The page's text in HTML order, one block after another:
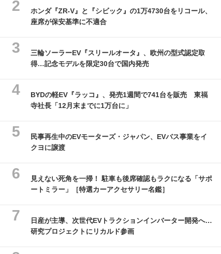
ホンダ『ZR-V』と『シビック』の1万4730台をリコール、
座席が保安基準に不適合
三輪ソーラーEV『スリールオータ』、欧州の型式認定取
得…記念モデルを限定30台で国内発売
BYDの軽EV『ラッコ』、発売1週間で741台を販売 東福
寺社長「12月末までに1万台に」
民事再生中のEVモーターズ・ジャパン、EVバス事業をイ
クヨに譲渡
見えない死角を一掃！ 駐車も後席確認もラクになる「サポ
ートミラー」［特選カーアクセサリー名鑑］
日産が主導、次世代EVトラクションインバーター開発へ…
研究プロジェクトにリカルド参画